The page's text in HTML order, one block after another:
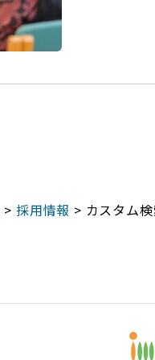
>採用情報 > カスタム